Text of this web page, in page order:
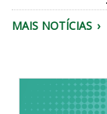
Público
reunido
MAIS NOTÍCIAS